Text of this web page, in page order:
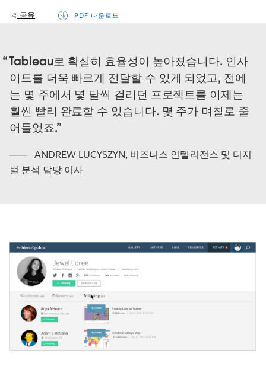
공유 PDF 다운로드
Tableau로 확실히 효율성이 높아졌습니다. 인사
이트를 더욱 빠르게 전달할 수 있게 되었고, 전에
는 몇 주에서 몇 달씩 걸리던 프로젝트를 이제는
훨씬 빨리 완료할 수 있습니다. 몇 주가 며칠로 줄
어들었죠.
ANDREW LUCYSZYN, 비즈니스 인텔리전스 및 디지
털 분석 담당 이사